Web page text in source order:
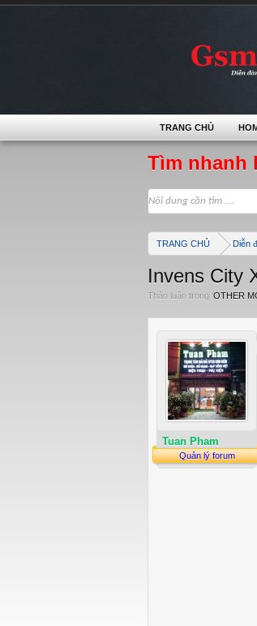
Tìm nhanh
TRANG CHỦ Diễn
Invens City
Thảo luận trong 'OTHER
Tuan Pham
Quản lý forum
TRANG CHỦ